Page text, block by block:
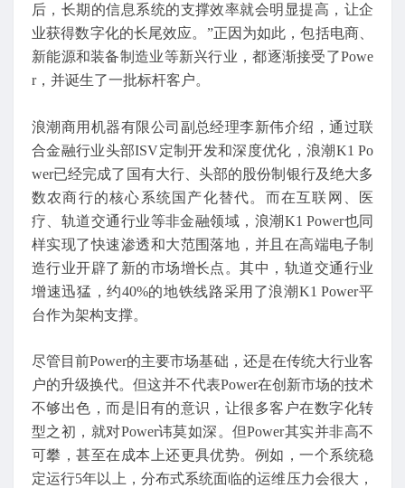
后，长期的信息系统的支撑效率就会明显提高，让企
业获得数字化的长尾效应。”正因为如此，包括电商、
新能源和装备制造业等新兴行业，都逐渐接受了Powe
r，并诞生了一批标杆客户。
浪潮商用机器有限公司副总经理李新伟介绍，通过联
合金融行业头部ISV定制开发和深度优化，浪潮K1 Po
wer已经完成了国有大行、头部的股份制银行及绝大多
数农商行的核心系统国产化替代。而在互联网、医
疗、轨道交通行业等非金融领域，浪潮K1 Power也同
样实现了快速渗透和大范围落地，并且在高端电子制
造行业开辟了新的市场增长点。其中，轨道交通行业
增速迅猛，约40%的地铁线路采用了浪潮K1 Power平
台作为架构支撑。
尽管目前Power的主要市场基础，还是在传统大行业客
户的升级换代。但这并不代表Power在创新市场的技术
不够出色，而是旧有的意识，让很多客户在数字化转
型之初，就对Power讳莫如深。但Power其实并非高不
可攀，甚至在成本上还更具优势。例如，一个系统稳
定运行5年以上，分布式系统面临的运维压力会很大，